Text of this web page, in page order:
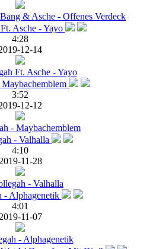
& Asche - Offenes Verdeck
4:28
12-14
Ft. Asche - Yayo
3:52
12-12
- Maybachemblem
4:10
2019-11-28
- Valhalla
4:01
2019-11-07
- Alphagenetik